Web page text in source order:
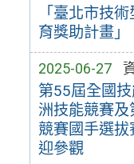
「臺北市技
育獎助計畫」
2025-06-27
第55屆全國
洲技能競賽
競賽國手選
迎參觀